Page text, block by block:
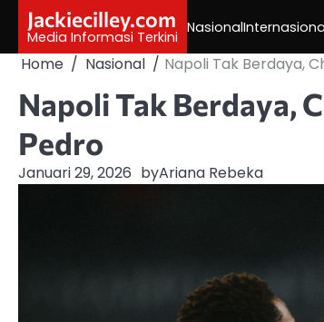
content
Jackiecilley.com
Media Informasi Terkini
Nasional
Home Nasional Napoli Tak Berdaya,
Napoli Tak Berdaya,
Pedro
Januari 29, 2026 byAriana Rebeka